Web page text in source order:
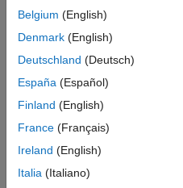
[XYZ, H,D,I,F] =
wrldmagm(height
Magnetic Model(WMM)
間における地球の磁場を計算
[XYZ, H,D,I,F] =
World Magnetic Model
す。
Belgium (English)
Denmark (English)
Deutschland (Deutsch)
España (Español)
Finland (English)
France (Français)
Ireland (English)
Italia (Italiano)